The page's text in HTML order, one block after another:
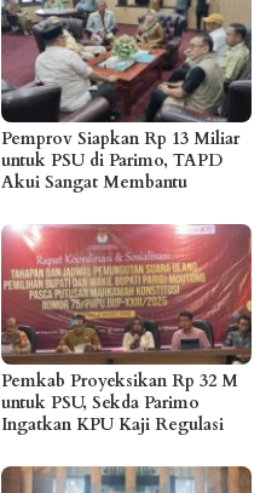
Pemprov Siapkan Rp 13 Miliar
untuk PSU di Parimo, TAPD
Akui Sangat Membantu
Pemkab Proyeksikan Rp 32 M
untuk PSU, Sekda Parimo
Ingatkan KPU Kaji Regulasi